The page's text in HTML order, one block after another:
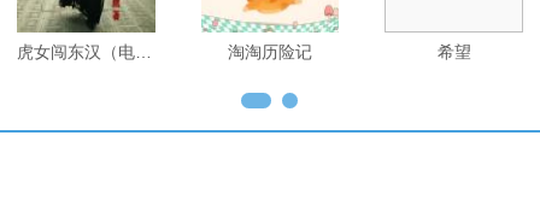
淘淘历险记 希望